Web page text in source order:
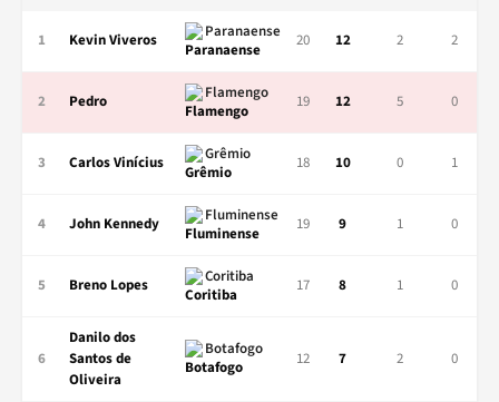
1 Kevin Viveros Paranaense 20 12 2 2
2 Pedro Flamengo 19 12 5 0
3 Carlos Vinícius Grêmio 18 10 0 1
4 John Kennedy Fluminense 19 9 1 0
5 Breno Lopes Coritiba 17 8 1 0
6
Danilo dos
Santos de
Oliveira
Botafogo 12 7 2 0